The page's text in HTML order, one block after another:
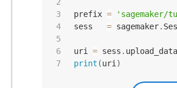
prefix =
sess = sagemaker.
uri = sess . upload_data
print (uri)